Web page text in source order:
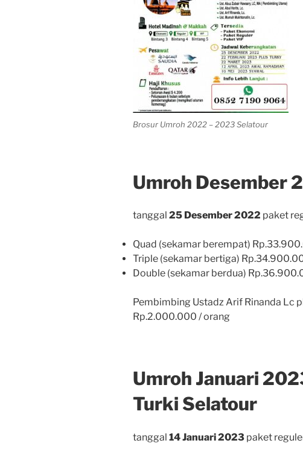
Brosur Umroh 2022 – 2023 Selatour
Umroh Desember
tanggal 25 Desember 2022 paket
Quad (sekamar berempat)
Triple (sekamar bertiga)
Double (sekamar berdua)
Pembimbing Ustadz Arif Rinanda Lc
Rp.2.000.000 / orang
Umroh Januari
Turki Selatour
tanggal 14 Januari 2023 paket